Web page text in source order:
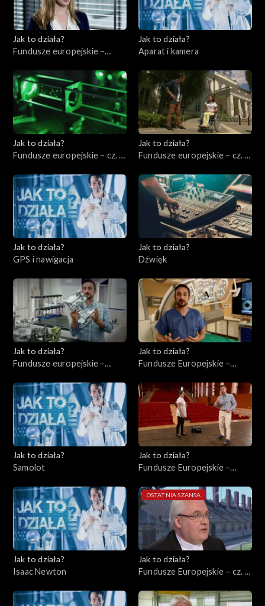
Jak to działa?
Fundusze europejskie –
elektryczną
Jak to działa?
Aparat i kamera
Jak to działa?
Fundusze europejskie – cz. 3,
Jak to działa?
Fundusze europejskie – cz. 4,
Jak to działa?
GPS i nawigacja
Jak to działa?
Dźwięk
Jak to działa?
Fundusze europejskie –
przedsiębiorstw
Jak to działa?
Fundusze Europejskie –
Jak to działa?
Samolot
Jak to działa?
Fundusze Europejskie –
Jak to działa?
Isaac Newton
OSTATNIA SZANSA
Jak to działa?
Fundusze Europejskie – cz. 8,